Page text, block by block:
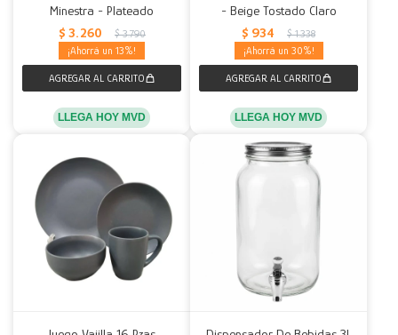
Minestra - Plateado
$ 3.260 $ 3.790
13
LLEGA HOY MVD
- Beige Tostado Claro
$ 934 $ 1.338
30
LLEGA HOY MVD